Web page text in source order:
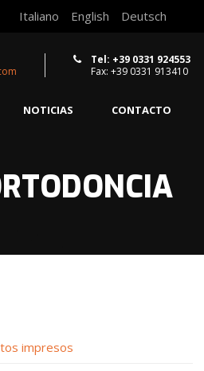
Italiano English Deutsch
Tel: +39 0331 924553
Fax: +39 0331 913410
NOTICIAS CONTACTO
impresos